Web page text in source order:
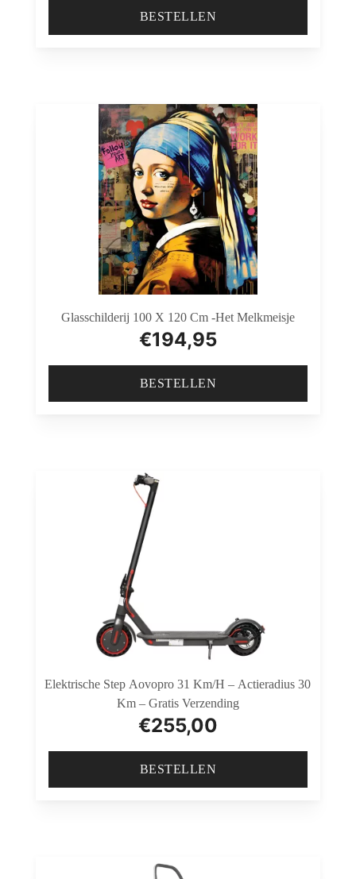
BESTELLEN
Glasschilderij 100 X 120 Cm -Het Melkmeisje
€194,95
BESTELLEN
Elektrische Step Aovopro 31 Km/h – Actieradius 30
Km – Gratis Verzending
€255,00
BESTELLEN